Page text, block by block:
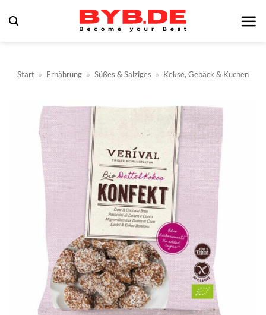
Inhalt
Start » Ernährung » Süßes & Salziges » Kekse, Gebäck & Kuchen